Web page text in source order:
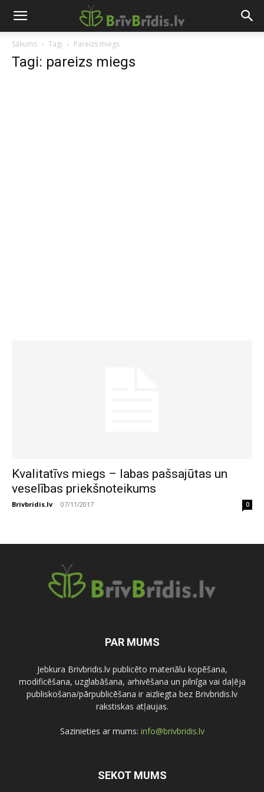
Sākums Tagi Pareizs miegs
Tagi: pareizs miegs
Kvalitatīvs miegs – labas pašsajūtas un
veselības priekšnoteikums
Brivbridis.lv - 07/11/2017 0
PAR MUMS
Jebkura Brivbridis.lv publicēto materiālu kopēšana,
modificēšana, uzglabāšana, arhivēšana un pilnīga vai daļēja
publiskošana/pārpublicēšana ir aizliegta bez Brivbridis.lv
rakstiskas atļaujas.
Sazinieties ar mums: info@brivbridis.lv
SEKOT MUMS